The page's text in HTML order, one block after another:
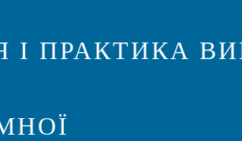
І ПРАКТИКА